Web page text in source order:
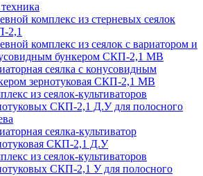
комплекс из стерневых сеялок
2,1
комплекс из сеялок с вариатором и
бункером СКП-2,1 МВ
сеялка с конусовидным
зернотуковая СКП-2,1 МВ
из сеялок-культиваторов
СКП-2,1 Д.У для полосного
сеялка-культиватор
СКП-2,1 Д.У
из сеялок-культиваторов
СКП-2,1 У для полосного